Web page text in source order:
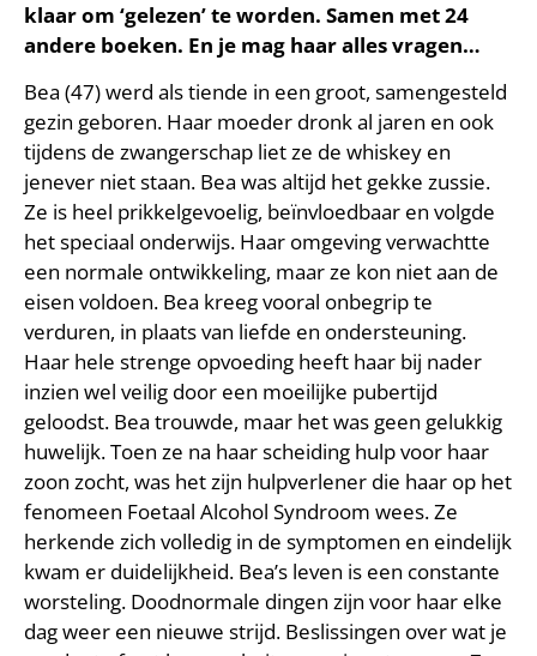
klaar om ‘gelezen’ te worden. Samen met 24
andere boeken. En je mag haar alles vragen…
Bea (47) werd als tiende in een groot, samengesteld
gezin geboren. Haar moeder dronk al jaren en ook
tijdens de zwangerschap liet ze de whiskey en
jenever niet staan. Bea was altijd het gekke zussie.
Ze is heel prikkelgevoelig, beïnvloedbaar en volgde
het speciaal onderwijs. Haar omgeving verwachtte
een normale ontwikkeling, maar ze kon niet aan de
eisen voldoen. Bea kreeg vooral onbegrip te
verduren, in plaats van liefde en ondersteuning.
Haar hele strenge opvoeding heeft haar bij nader
inzien wel veilig door een moeilijke pubertijd
geloodst. Bea trouwde, maar het was geen gelukkig
huwelijk. Toen ze na haar scheiding hulp voor haar
zoon zocht, was het zijn hulpverlener die haar op het
fenomeen Foetaal Alcohol Syndroom wees. Ze
herkende zich volledig in de symptomen en eindelijk
kwam er duidelijkheid. Bea’s leven is een constante
worsteling. Doodnormale dingen zijn voor haar elke
dag weer een nieuwe strijd. Beslissingen over wat je